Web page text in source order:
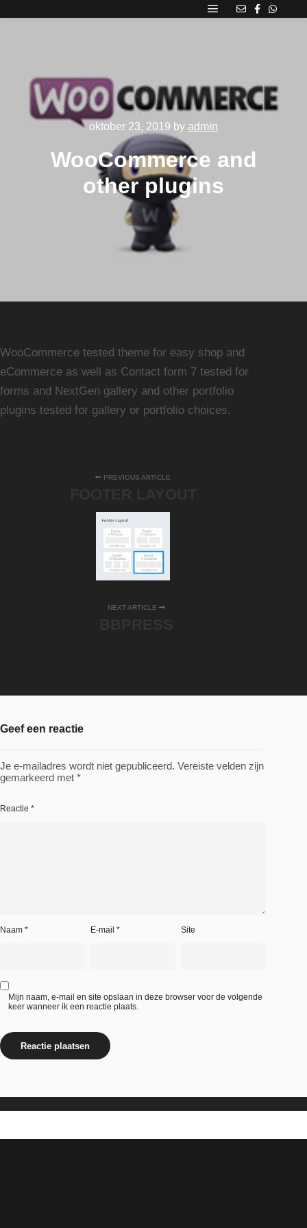
oktober 23, 2019 by admin
WooCommerce and
other plugins
WooCommerce tested theme for easy shop and
eCommerce as well as Contact form 7 tested for
forms and NextGen gallery and other portfolio
plugins tested for gallery or portfolio choices.
PREVIOUS ARTICLE
NEXT ARTICLE
Geef een reactie
Je e-mailadres wordt niet gepubliceerd. Vereiste velden zijn
gemarkeerd met *
Reactie *
Naam * E-mail * Site
Mijn naam, e-mail en site opslaan in deze browser voor de volgende
keer wanneer ik een reactie plaats.